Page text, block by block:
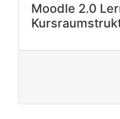
Moodle 2.0